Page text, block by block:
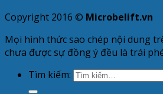
Copyright 2016 © Microbelift.vn
Mọi hình thức sao chép nội dung
chưa được sự đồng ý đều là trái
Tìm kiếm: